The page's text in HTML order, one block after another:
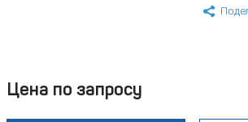
Цена по запросу